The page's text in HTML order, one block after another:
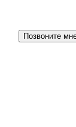
Позвоните